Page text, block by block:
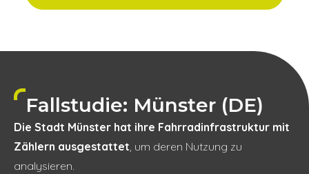
Fallstudie: Münster (DE)
Die Stadt Münster hat ihre Fahrradinfrastruktur mit
Zählern ausgestattet, um deren Nutzung zu
analysieren.